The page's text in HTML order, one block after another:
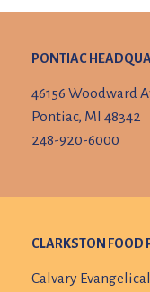
PONTIAC
46156 Woodward
Pontiac, MI 48342
248-920-6000
CLARKSTON FOOD
Calvary